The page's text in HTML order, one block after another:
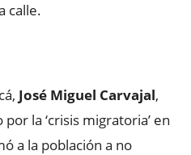
calle.
José Miguel Carvajal,
la ‘crisis migratoria’ en
a la población a no